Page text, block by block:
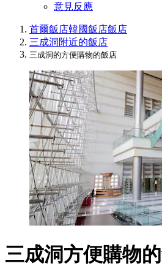
意見反應
首爾飯店韓國飯店飯店
三成洞附近的飯店
三成洞的方便購物的飯店
三成洞方便購物